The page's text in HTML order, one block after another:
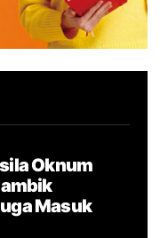
Oknum
Masuk